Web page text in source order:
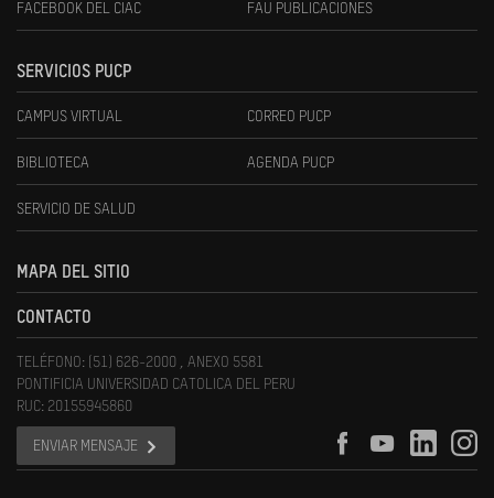
FACEBOOK DEL CIAC FAU PUBLICACIONES
SERVICIOS PUCP
CAMPUS VIRTUAL CORREO PUCP
BIBLIOTECA AGENDA PUCP
SERVICIO DE SALUD
MAPA DEL SITIO
CONTACTO
TELÉFONO: (51) 626-2000 , ANEXO 5581
PONTIFICIA UNIVERSIDAD CATOLICA DEL PERU
RUC: 20155945860
ENVIAR MENSAJE